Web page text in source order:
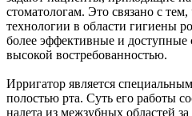
стоматологам. Это связано с
технологии в области гигиены
более эффективные и доступные
высокой востребованностью.
Ирригатор является
полостью рта. Суть его работы
налета из межзубных областей